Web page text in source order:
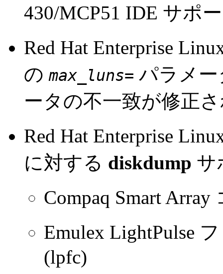
430/MCP51 IDE サポ
Red Hat Enterprise
の max_luns= パラメ
ータの不一致が修正
Red Hat Enterprise
に対する diskdump サ
Compaq Smart
Emulex LightPulse
(lpfc)